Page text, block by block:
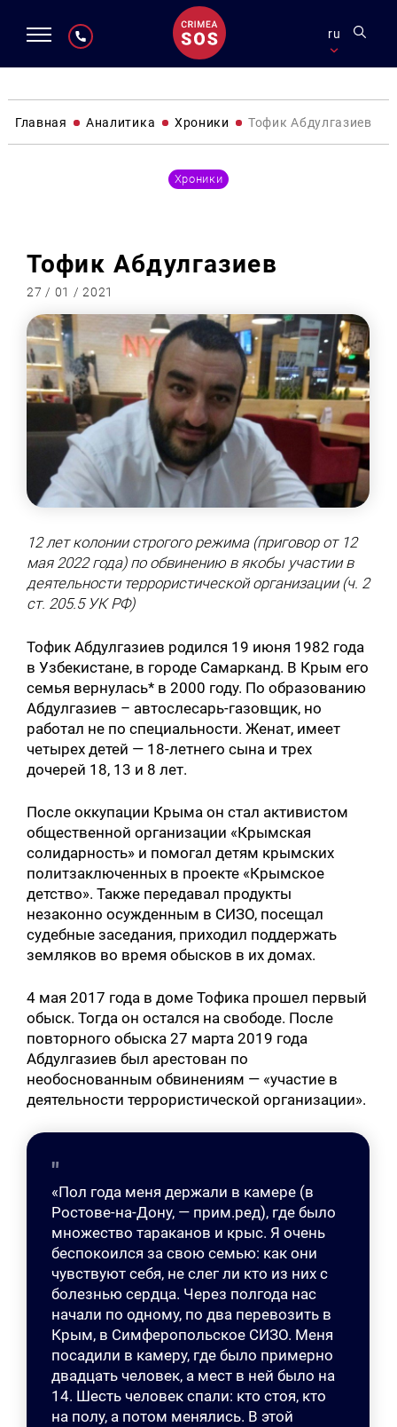
ru
Главная Аналитика Хроники Тофик Абдулгазиев
Хроники
Тофик Абдулгазиев
27 / 01 / 2021
12 лет колонии строгого режима (приговор от 12
мая 2022 года) по обвинению в якобы участии в
деятельности террористической организации (ч. 2
ст. 205.5 УК РФ)
Тофик Абдулгазиев родился 19 июня 1982 года
в Узбекистане, в городе Самарканд. В Крым его
семья вернулась* в 2000 году. По образованию
Абдулгазиев – автослесарь-газовщик, но
работал не по специальности. Женат, имеет
четырех детей — 18-летнего сына и трех
дочерей 18, 13 и 8 лет.
После оккупации Крыма он стал активистом
общественной организации «Крымская
солидарность» и помогал детям крымских
политзаключенных в проекте «Крымское
детство». Также передавал продукты
незаконно осужденным в СИЗО, посещал
судебные заседания, приходил поддержать
земляков во время обысков в их домах.
4 мая 2017 года в доме Тофика прошел первый
обыск. Тогда он остался на свободе. После
повторного обыска 27 марта 2019 года
Абдулгазиев был арестован по
необоснованным обвинениям — «участие в
деятельности террористической организации».
«Пол года меня держали в камере (в
Ростове-на-Дону, — прим.ред), где было
множество тараканов и крыс. Я очень
беспокоился за свою семью: как они
чувствуют себя, не слег ли кто из них с
болезнью сердца. Через полгода нас
начали по одному, по два перевозить в
Крым, в Симферопольское СИЗО. Меня
посадили в камеру, где было примерно
двадцать человек, а мест в ней было на
14. Шесть человек спали: кто стоя, кто
на полу, а потом менялись. В этой